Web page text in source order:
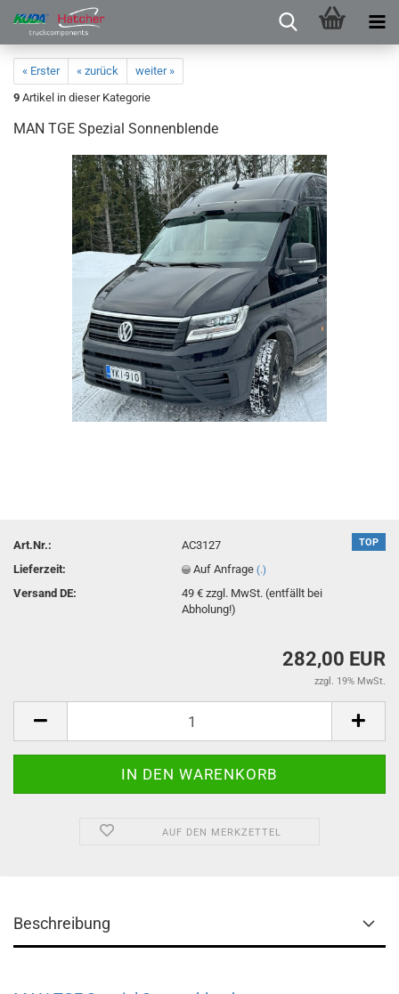
« Erster « zurück
weiter »
9 Artikel in dieser Kategorie
MAN TGE Spezial Sonnenblende
TOP
Art.Nr.:
AC3127
Lieferzeit:
Auf Anfrage(.)
Versand DE:
49 € zzgl. MwSt. (entfällt bei
Abholung!)
282,00 EUR
zzgl. 19% MwSt.
AUF DEN MERKZETTEL
Beschreibung